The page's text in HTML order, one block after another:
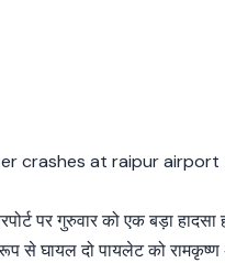
पर गुरुवार को एक बड़ा
से घायल दो पायलेट को रामकृष्ण